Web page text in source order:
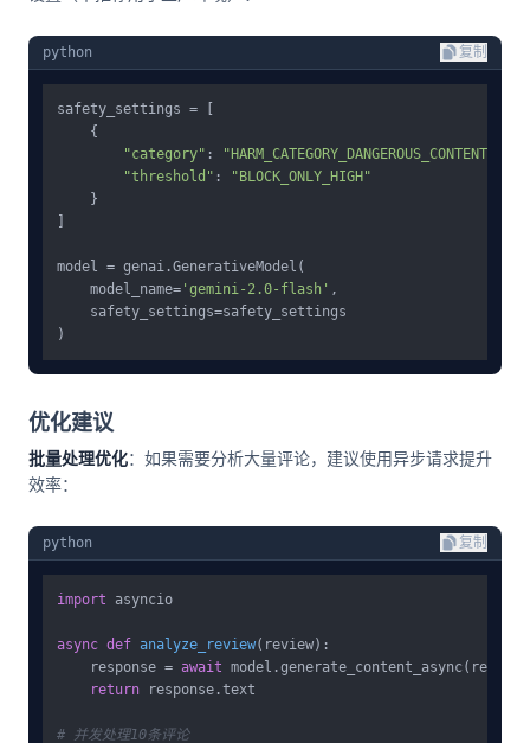
python 复制
safety_settings = [
    {
"category" : "HARM_CATEGORY_DANGEROUS_CONTENT"
"threshold" :
"BLOCK_ONLY_HIGH"
    }
]
model = genai.GenerativeModel(
    model_name=
'gemini-2.0-flash' ,
    safety_settings=safety_settings
优化建议
批量处理优化：如果需要分析大量评论，建议使用异步请求提升
效率：
python 复制
import asyncio
async def analyze_review( review):
    response =
await model.generate_content_async(review)
return response.text
# 并发处理10条评论